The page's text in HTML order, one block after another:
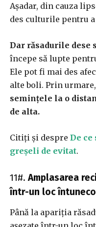
Așadar, din cauza
des culturile pentru
Dar răsadurile dese
începe să lupte
Ele pot fi mai des
alte boli. Prin urmare,
semințele la o
de alta.
Citiți și despre De ce
greșeli de evitat.
11#. Amplasarea
într-un loc
Până la apariția